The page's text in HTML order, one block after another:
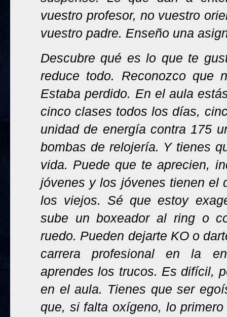
vuestro profesor, no vuestro
vuestro padre. Enseño una
Descubre qué es lo que te
reduce todo. Reconozco que
Estaba perdido. En el aula
cinco clases todos los días,
unidad de energía contra 175
bombas de relojería. Y tienes
vida. Puede que te aprecien,
jóvenes y los jóvenes tienen el
los viejos. Sé que estoy
sube un boxeador al ring o
ruedo. Pueden dejarte KO o
carrera profesional en la
aprendes los trucos. Es difícil,
en el aula. Tienes que ser
que, si falta oxígeno, lo